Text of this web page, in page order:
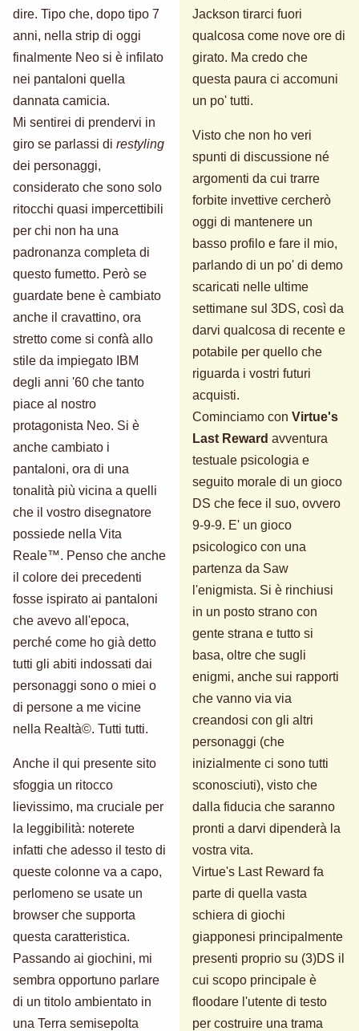
dire. Tipo che, dopo tipo 7
anni, nella strip di oggi
finalmente Neo si è infilato
nei pantaloni quella
dannata camicia.
Mi sentirei di prendervi in
giro se parlassi di restyling
dei personaggi,
considerato che sono solo
ritocchi quasi impercettibili
per chi non ha una
padronanza completa di
questo fumetto. Però se
guardate bene è cambiato
anche il cravattino, ora
stretto come si confà allo
stile da impiegato IBM
degli anni '60 che tanto
piace al nostro
protagonista Neo. Si è
anche cambiato i
pantaloni, ora di una
tonalità più vicina a quelli
che il vostro disegnatore
possiede nella Vita
Reale™. Penso che anche
il colore dei precedenti
fosse ispirato ai pantaloni
che avevo all'epoca,
perché come ho già detto
tutti gli abiti indossati dai
personaggi sono o miei o
di persone a me vicine
nella Realtà©. Tutti tutti.
Anche il qui presente sito
sfoggia un ritocco
lievissimo, ma cruciale per
la leggibilità: noterete
infatti che adesso il testo di
queste colonne va a capo,
perlomeno se usate un
browser che supporta
questa caratteristica.
Passando ai giochini, mi
sembra opportuno parlare
di un titolo ambientato in
una Terra semisepolta
Jackson tirarci fuori
qualcosa come nove ore di
girato. Ma credo che
questa paura ci accomuni
un po' tutti.
Visto che non ho veri
spunti di discussione né
argomenti da cui trarre
forbite invettive cercherò
oggi di mantenere un
basso profilo e fare il mio,
parlando di un po' di demo
scaricati nelle ultime
settimane sul 3DS, così da
darvi qualcosa di recente e
potabile per quello che
riguarda i vostri futuri
acquisti.
Cominciamo con Virtue's
Last Reward avventura
testuale psicologia e
seguito morale di un gioco
DS che fece il suo, ovvero
9-9-9. E' un gioco
psicologico con una
partenza da Saw
l'enigmista. Si è rinchiusi
in un posto strano con
gente strana e tutto si
basa, oltre che sugli
enigmi, anche sui rapporti
che vanno via via
creandosi con gli altri
personaggi (che
inizialmente ci sono tutti
sconosciuti), visto che
dalla fiducia che saranno
pronti a darvi dipenderà la
vostra vita.
Virtue's Last Reward fa
parte di quella vasta
schiera di giochi
giapponesi principalmente
presenti proprio su (3)DS il
cui scopo principale è
floodare l'utente di testo
per costruire una trama